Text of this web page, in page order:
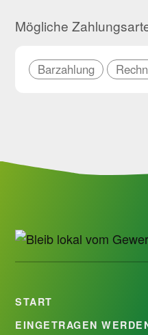
Mögliche
Barzahlung
START
EINGETRAGEN